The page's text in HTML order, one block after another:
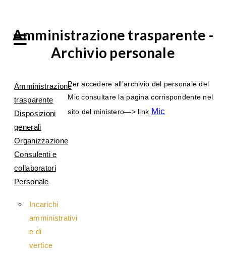
Amministrazione trasparente -
Archivio personale
Amministrazione
trasparente
Disposizioni
generali
Organizzazione
Consulenti e
collaboratori
Personale
Incarichi
amministrativi
e di
vertice
Per accedere all’archivio del personale del
Mic consultare la pagina corrispondente nel
sito del ministero—> link Mic